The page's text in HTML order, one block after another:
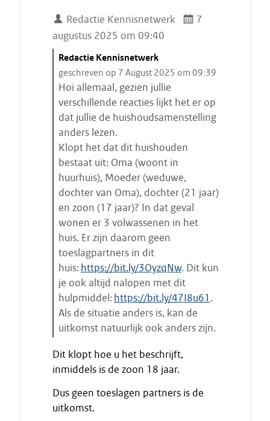
Redactie Kennisnetwerk
7
augustus 2025 om 09:40
C
i
t
a
a
t
s
t
a
Redactie Kennisnetwerk
geschreven op 7 August 2025 om 09:39
Hoi allemaal, gezien jullie
verschillende reacties lijkt het er op
dat jullie de huishoudsamenstelling
anders lezen.
Klopt het dat dit huishouden
bestaat uit: Oma (woont in
huurhuis), Moeder (weduwe,
dochter van Oma), dochter (21 jaar)
en zoon (17 jaar)? In dat geval
wonen er 3 volwassenen in het
huis. Er zijn daarom geen
toeslagpartners in dit
huis: https://bit.ly/3OyzqNw. Dit kun
je ook altijd nalopen met dit
hulpmiddel: https://bit.ly/47I8u61 .
Als de situatie anders is, kan de
uitkomst natuurlijk ook anders zijn.
i
n
e
c
Dit klopt hoe u het beschrijft,
inmiddels is de zoon 18 jaar.
Dus geen toeslagen partners is de
uitkomst.